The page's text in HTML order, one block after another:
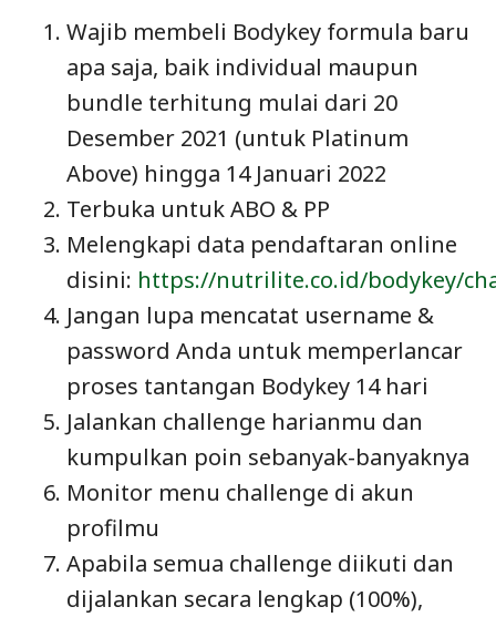
Wajib membeli Bodykey formula baru
apa saja, baik individual maupun
bundle terhitung mulai dari 20
Desember 2021 (untuk Platinum
Above) hingga 14 Januari 2022
Terbuka untuk ABO & PP
Melengkapi data pendaftaran online
disini: https://nutrilite.co.id/bodykey/
Jangan lupa mencatat username &
password Anda untuk memperlancar
proses tantangan Bodykey 14 hari
Jalankan challenge harianmu dan
kumpulkan poin sebanyak-banyaknya
Monitor menu challenge di akun
profilmu
Apabila semua challenge diikuti dan
dijalankan secara lengkap (100%),